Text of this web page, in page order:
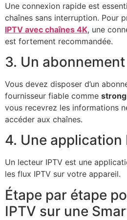
Une connexion rapide est
chaînes sans interruption. Pour
IPTV avec chaînes 4K, une
est fortement recommandée.
3. Un
Vous devez disposer d’un
fournisseur fiable comme
vous recevrez les informations
accéder aux chaînes.
4. Une application
Un lecteur IPTV est une
les flux IPTV sur votre appareil.
Étape par étape
IPTV sur une